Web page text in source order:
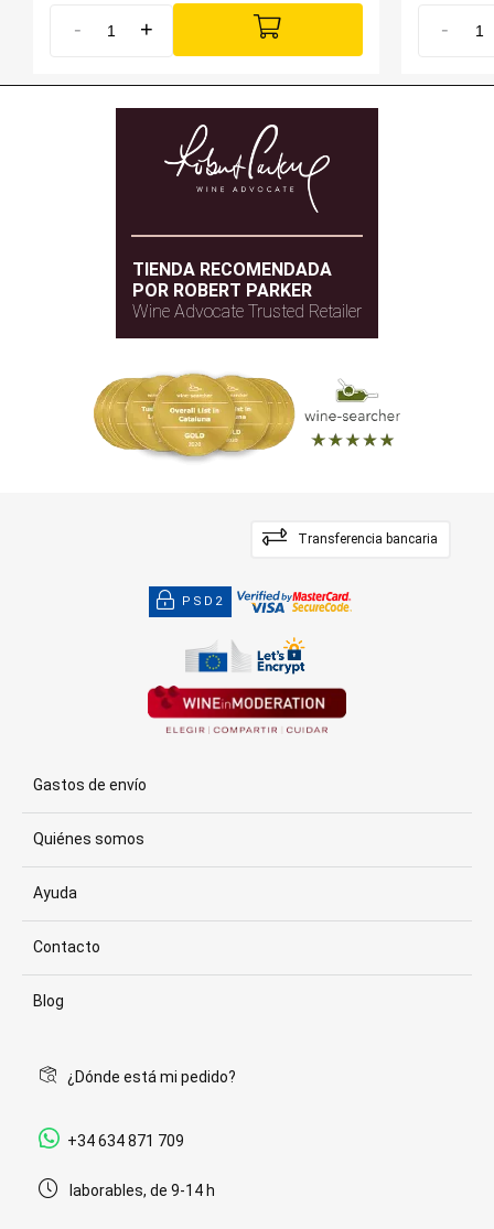
- + -
TIENDA RECOMENDADA
POR ROBERT PARKER
Wine Advocate Trusted Retailer
Transferencia bancaria
PSD2
Gastos de envío
Quiénes somos
Ayuda
Contacto
Blog
¿Dónde está mi pedido?
+34 634 871 709
laborables, de 9-14 h